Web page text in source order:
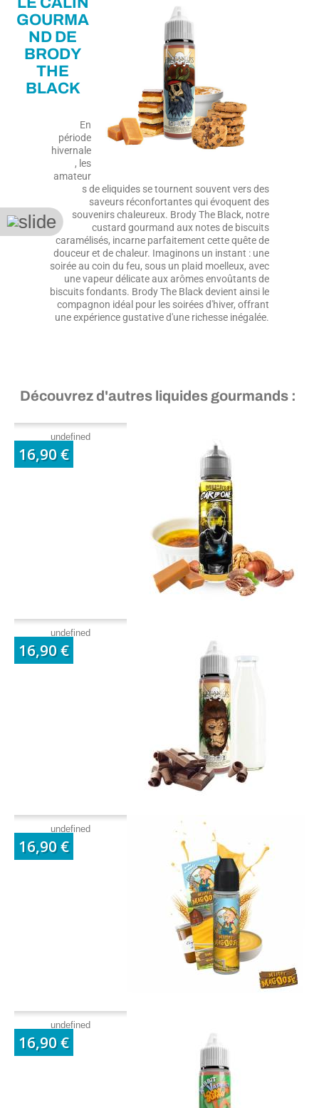
GOURMA
ND DE
BRODY
THE
BLACK
En
période
hivernale
, les
amateur
s de eliquides se tournent souvent vers des
saveurs réconfortantes qui évoquent des
souvenirs chaleureux. Brody The Black, notre
custard gourmand aux notes de biscuits
caramélisés, incarne parfaitement cette quête de
douceur et de chaleur. Imaginons un instant : une
soirée au coin du feu, sous un plaid moelleux, avec
une vapeur délicate aux arômes envoûtants de
biscuits fondants. Brody The Black devient ainsi le
compagnon idéal pour les soirées d'hiver, offrant
une expérience gustative d'une richesse inégalée.
Découvrez d'autres liquides gourmands :
16,90 €
undefined
16,90 €
undefined
16,90 €
undefined
16,90 €
undefined